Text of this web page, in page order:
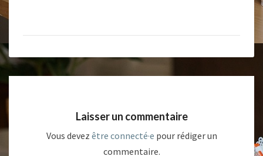
Laisser un commentaire
Vous devez être connecté·e pour rédiger un
commentaire.